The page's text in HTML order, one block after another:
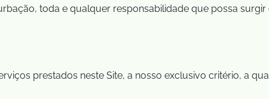
toda e qualquer responsabilidade que possa
prestados neste Site, a nosso exclusivo critério, a